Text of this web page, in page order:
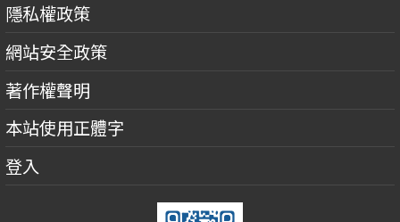
隱私權政策
網站安全政策
著作權聲明
本站使用正體字
登入